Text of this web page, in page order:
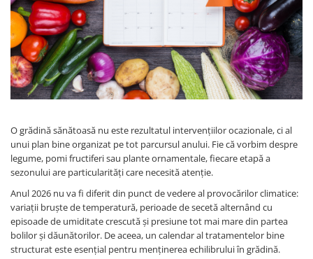
Seminte legume
Pepene
Plante medicinale
Seminte ardei
Seminte broccoli
Seminte castraveti
Seminte conopida
Seminte de Gulii
Seminte de Leustean
Seminte de Patrunjel
Seminte de praz
Seminte dovleac decorativ
Seminte dovlecel / dovleac
Motofierastrau / Drujba
Pila motofierastrau / drujba
Plantator
Plasa de umbrire
Plase plante
Pompa de apa curata/murdara
Pompa de stropit
Raticide
Saci
Spray si intretinere
Vinificatie
Discuri motocoasa
Diverse
Feronerie si accesorii
Fierastraie manuale
Fire motocoasa
Gresor / Decalimetru
Hranitoare/ Adapatoare
Lama motofierastrau / drujba
Lant motofierastrau / drujba
Lubrifianti
Masca de sudura & accesori
O grădină sănătoasă nu este rezultatul intervențiilor ocazionale, ci al
unui plan bine organizat pe tot parcursul anului. Fie că vorbim despre
legume, pomi fructiferi sau plante ornamentale, fiecare etapă a
sezonului are particularități care necesită atenție.
Anul 2026 nu va fi diferit din punct de vedere al provocărilor climatice:
variații bruște de temperatură, perioade de secetă alternând cu
episoade de umiditate crescută și presiune tot mai mare din partea
bolilor și dăunătorilor. De aceea, un calendar al tratamentelor bine
structurat este esențial pentru menținerea echilibrului în grădină.